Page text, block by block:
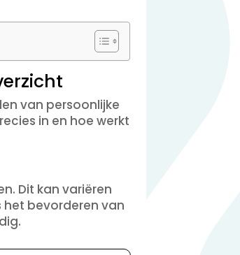
van persoonlijke
in en hoe werkt
Dit kan variëren
bevorderen van